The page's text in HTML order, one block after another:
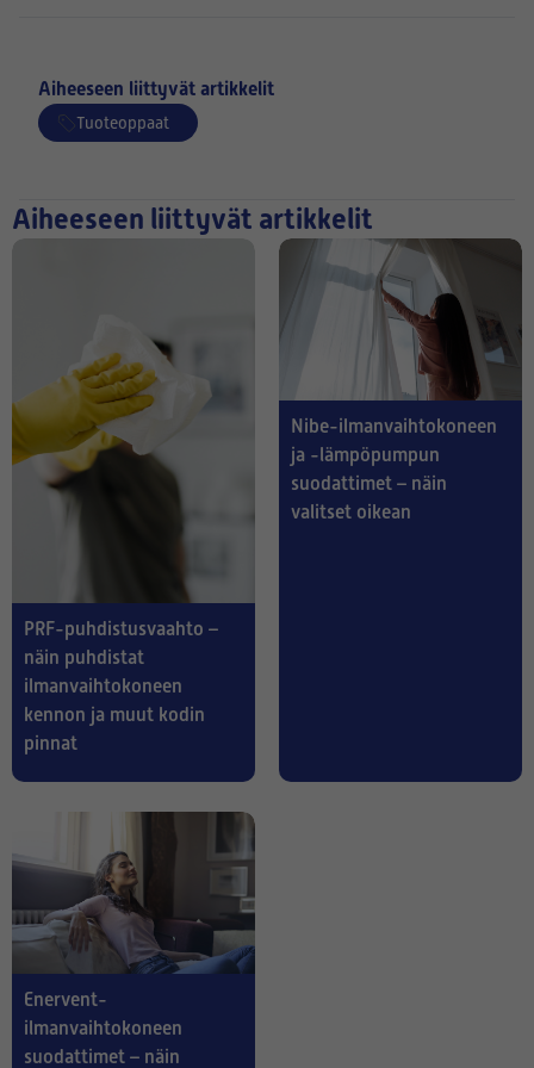
Aiheeseen liittyvät artikkelit
Tuoteoppaat
Aiheeseen liittyvät artikkelit
PRF-puhdistusvaahto –
näin puhdistat
ilmanvaihtokoneen
kennon ja muut kodin
pinnat
Nibe-ilmanvaihtokoneen
ja -lämpöpumpun
suodattimet – näin
valitset oikean
Enervent-
ilmanvaihtokoneen
suodattimet – näin